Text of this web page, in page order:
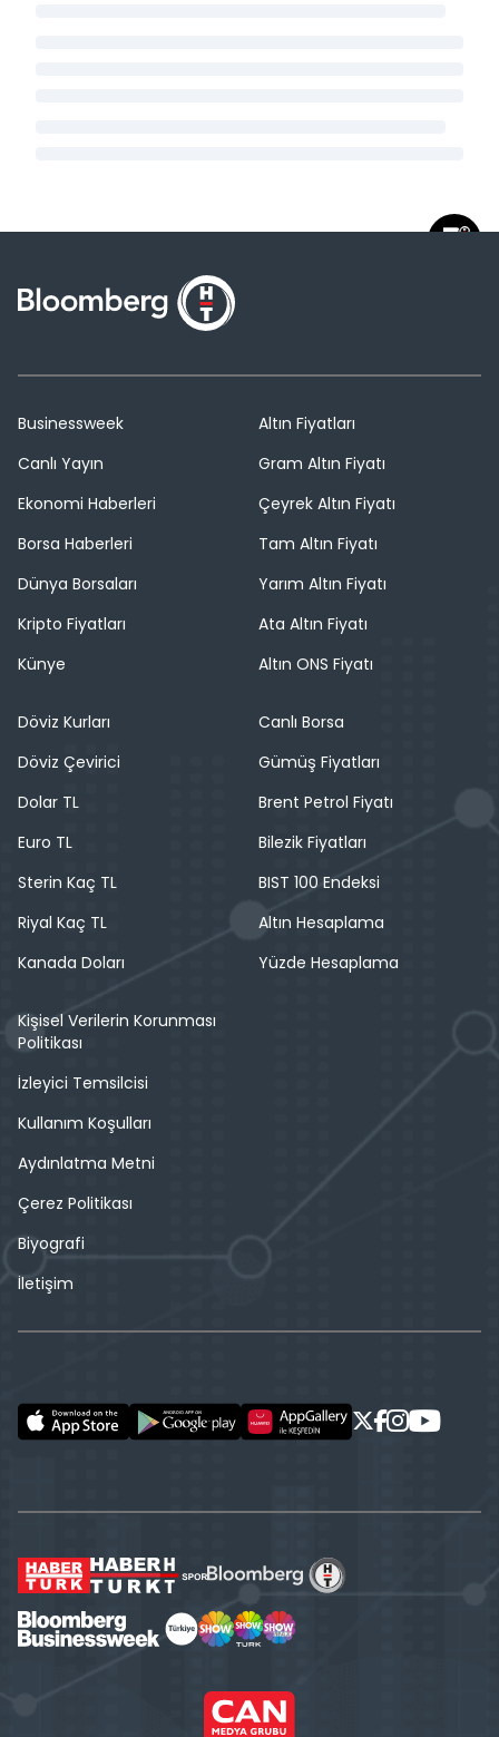
Businessweek
Canlı Yayın
Ekonomi Haberleri
Borsa Haberleri
Dünya Borsaları
Kripto Fiyatları
Künye
Altın Fiyatları
Gram Altın Fiyatı
Çeyrek Altın Fiyatı
Tam Altın Fiyatı
Yarım Altın Fiyatı
Ata Altın Fiyatı
Altın ONS Fiyatı
Döviz Kurları
Döviz Çevirici
Dolar TL
Euro TL
Sterin Kaç TL
Riyal Kaç TL
Kanada Doları
Canlı Borsa
Gümüş Fiyatları
Brent Petrol Fiyatı
Bilezik Fiyatları
BIST 100 Endeksi
Altın Hesaplama
Yüzde Hesaplama
Kişisel Verilerin Korunması
Politikası
İzleyici Temsilcisi
Kullanım Koşulları
Aydınlatma Metni
Çerez Politikası
Biyografi
İletişim